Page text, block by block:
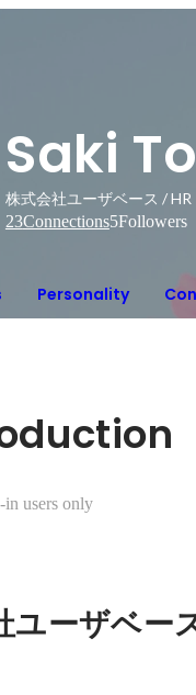
Saki
株式会社ユーザベース / HR
23Connections5Followers
Personality
users only
ユーザベー